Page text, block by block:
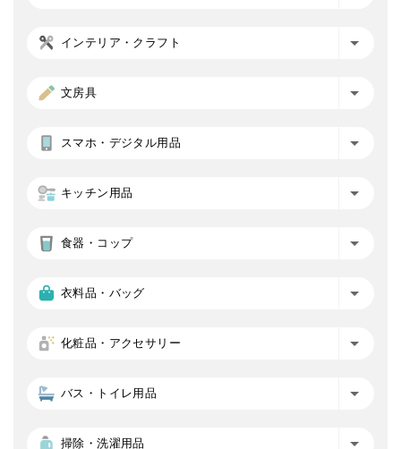
インテリア・クラフト
文房具
スマホ・デジタル用品
キッチン用品
食器・コップ
衣料品・バッグ
化粧品・アクセサリー
バス・トイレ用品
掃除・洗濯用品